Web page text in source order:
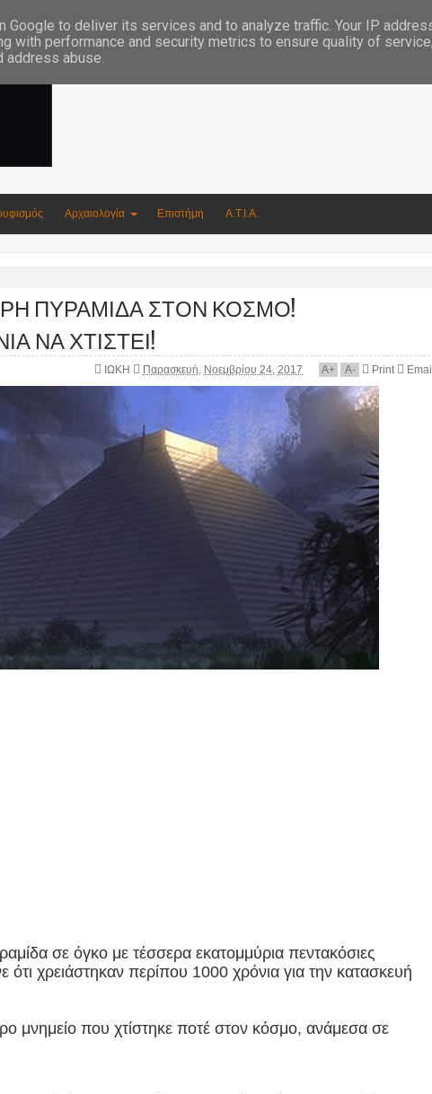
Αρχαιολογία Επιστήμη Α.Τ.Ι.Α.
ΠΥΡΑΜΙΔΑ ΣΤΟΝ ΚΟΣΜΟ!
ΝΑ ΧΤΙΣΤΕΙ!
ΙΩΚΗ Παρασκευή, Νοεμβρίου 24, 2017 A+ A- Print Email
σε όγκο με τέσσερα εκατομμύρια πεντακόσιες
ότι χρειάστηκαν περίπου 1000 χρόνια για την κατασκευή
μνημείο που χτίστηκε ποτέ στον κόσμο, ανάμεσα σε
to deliver its services and to analyze traffic. Your IP
with performance and security metrics to ensure quality of
address abuse.